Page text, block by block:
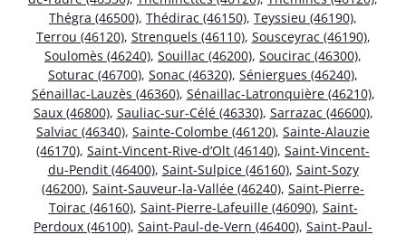
Thégra (46500), Thédirac (46150), Teyssieu (46190),
Terrou (46120), Strenquels (46110), Sousceyrac (46190),
Soulomès (46240), Souillac (46200), Soucirac (46300),
Soturac (46700), Sonac (46320), Séniergues (46240),
Sénaillac-Lauzès (46360), Sénaillac-Latronquière (46210),
Saux (46800), Sauliac-sur-Célé (46330), Sarrazac (46600),
Salviac (46340), Sainte-Colombe (46120), Sainte-Alauzie
(46170), Saint-Vincent-Rive-d’Olt (46140), Saint-Vincent-
du-Pendit (46400), Saint-Sulpice (46160), Saint-Sozy
(46200), Saint-Sauveur-la-Vallée (46240), Saint-Pierre-
Toirac (46160), Saint-Pierre-Lafeuille (46090), Saint-
Perdoux (46100), Saint-Paul-de-Vern (46400), Saint-Paul-